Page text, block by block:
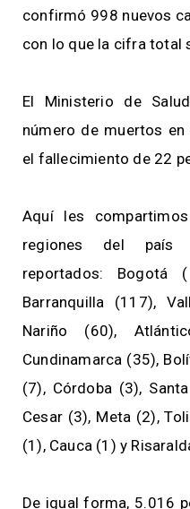
confirmó 998 nuevos
con lo que la cifra total
El Ministerio de
número de muertos
el fallecimiento de 22
Aquí les
regiones del país
reportados: Bogotá
Barranquilla (117),
Nariño (60),
Cundinamarca (35),
(7), Córdoba (3),
Cesar (3), Meta (2),
(1), Cauca (1) y
De igual forma, 5.016